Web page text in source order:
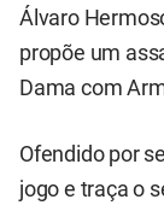
Álvaro
propõe um
Dama com
Ofendido por
jogo e traça o